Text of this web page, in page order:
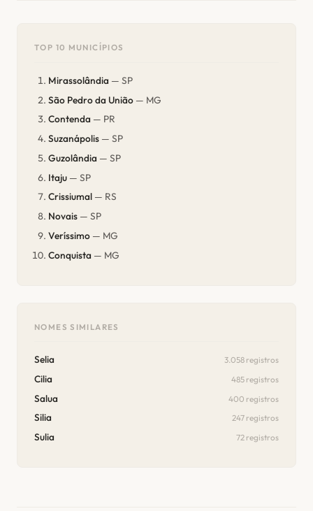
TOP 10 MUNICÍPIOS
Mirassolândia — SP
São Pedro da União — MG
Contenda — PR
Suzanápolis — SP
Guzolândia — SP
Itaju — SP
Crissiumal — RS
Novais — SP
Veríssimo — MG
Conquista — MG
NOMES SIMILARES
Selia 3.058 registros
Cilia 485 registros
Salua 400 registros
Silia 247 registros
Sulia 72 registros